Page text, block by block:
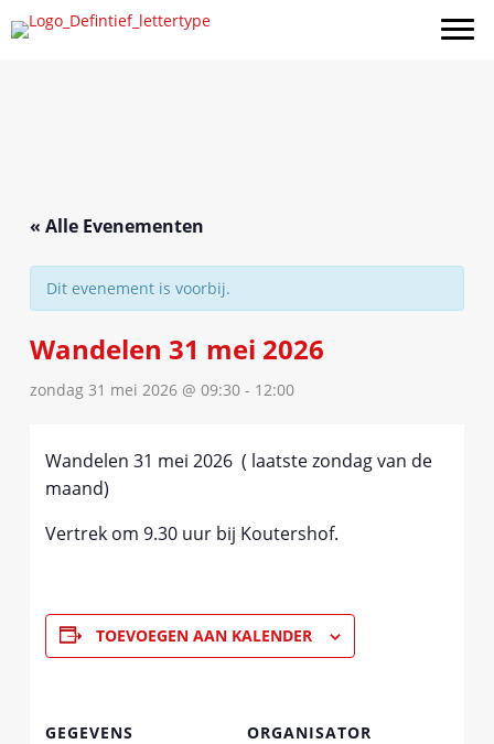
naar
« Alle Evenementen
Dit evenement is voorbij.
Wandelen 31 mei 2026
zondag 31 mei 2026 @ 09:30 - 12:00
Wandelen 31 mei 2026 ( laatste zondag van de
maand)
Vertrek om 9.30 uur bij Koutershof.
TOEVOEGEN AAN KALENDER
GEGEVENS
ORGANISATOR